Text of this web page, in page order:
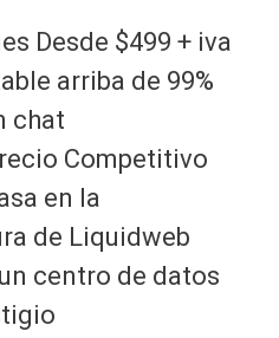
Desde $499 + iva
arriba de 99%
chat
Competitivo
en la
de Liquidweb
centro de datos